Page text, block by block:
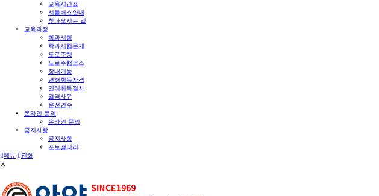
교육시간표
셔틀버스안내
찾아오시는 길
교육과정
학과시험
학과시험문제
도로주행
도로주행코스
장내기능
면허취득자격
면허취득절차
결격사유
운전연수
온라인 문의
온라인 문의
공지사항
공지사항
포토갤러리
메뉴
전화
Ⅹ